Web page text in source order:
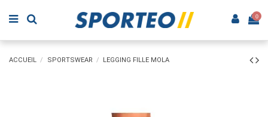
0
ACCUEIL SPORTSWEAR LEGGING FILLE MOLA